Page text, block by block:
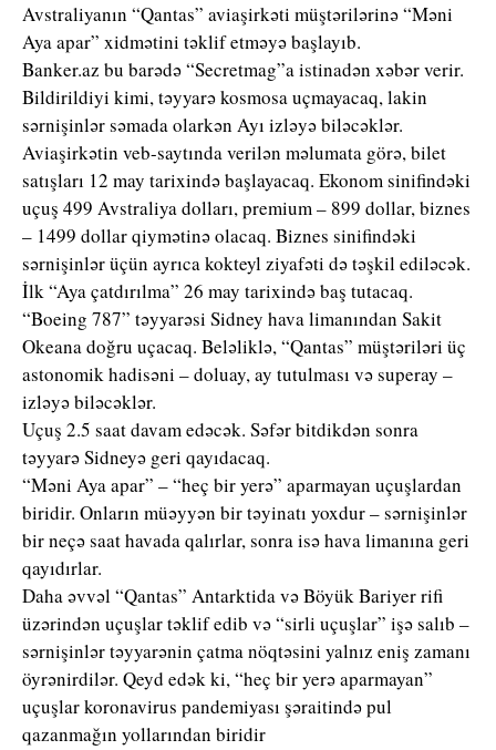
Avstraliyanın “Qantas” aviaşirkəti müştərilərinə “Məni
Aya apar” xidmətini təklif etməyə başlayıb.
Banker.az bu barədə “Secretmag”a istinadən xəbər verir.
Bildirildiyi kimi, təyyarə kosmosa uçmayacaq, lakin
sərnişinlər səmada olarkən Ayı izləyə biləcəklər.
Aviaşirkətin veb-saytında verilən məlumata görə, bilet
satışları 12 may tarixində başlayacaq. Ekonom sinifindəki
uçuş 499 Avstraliya dolları, premium – 899 dollar, biznes
– 1499 dollar qiymətinə olacaq. Biznes sinifindəki
sərnişinlər üçün ayrıca kokteyl ziyafəti də təşkil ediləcək.
İlk “Aya çatdırılma” 26 may tarixində baş tutacaq.
“Boeing 787” təyyarəsi Sidney hava limanından Sakit
Okeana doğru uçacaq. Beləliklə, “Qantas” müştəriləri üç
astonomik hadisəni – doluay, ay tutulması və superay –
izləyə biləcəklər.
Uçuş 2.5 saat davam edəcək. Səfər bitdikdən sonra
təyyarə Sidneyə geri qayıdacaq.
“Məni Aya apar” – “heç bir yerə” aparmayan uçuşlardan
biridir. Onların müəyyən bir təyinatı yoxdur – sərnişinlər
bir neçə saat havada qalırlar, sonra isə hava limanına geri
qayıdırlar.
Daha əvvəl “Qantas” Antarktida və Böyük Bariyer rifi
üzərindən uçuşlar təklif edib və “sirli uçuşlar” işə salıb –
sərnişinlər təyyarənin çatma nöqtəsini yalnız eniş zamanı
öyrənirdilər. Qeyd edək ki, “heç bir yerə aparmayan”
uçuşlar koronavirus pandemiyası şəraitində pul
qazanmağın yollarından biridir